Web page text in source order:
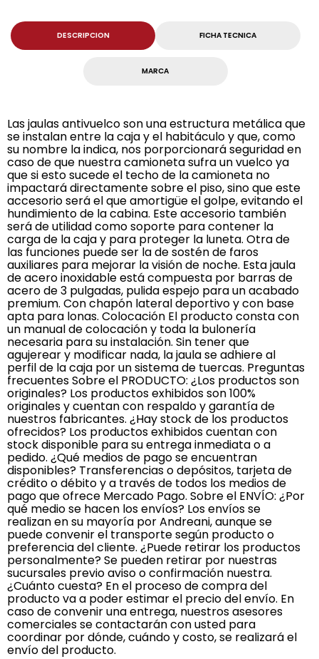
DESCRIPCION FICHA TECNICA
MARCA
Las jaulas antivuelco son una estructura metálica que
se instalan entre la caja y el habitáculo y que, como
su nombre la indica, nos porporcionará seguridad en
caso de que nuestra camioneta sufra un vuelco ya
que si esto sucede el techo de la camioneta no
impactará directamente sobre el piso, sino que este
accesorio será el que amortigüe el golpe, evitando el
hundimiento de la cabina. Este accesorio también
será de utilidad como soporte para contener la
carga de la caja y para proteger la luneta. Otra de
las funciones puede ser la de sostén de faros
auxiliares para mejorar la visión de noche. Esta jaula
de acero inoxidable está compuesta por barras de
acero de 3 pulgadas, pulida espejo para un acabado
premium. Con chapón lateral deportivo y con base
apta para lonas. Colocación El producto consta con
un manual de colocación y toda la bulonería
necesaria para su instalación. Sin tener que
agujerear y modificar nada, la jaula se adhiere al
perfil de la caja por un sistema de tuercas. Preguntas
frecuentes Sobre el PRODUCTO: ¿Los productos son
originales? Los productos exhibidos son 100%
originales y cuentan con respaldo y garantía de
nuestros fabricantes. ¿Hay stock de los productos
ofrecidos? Los productos exhibidos cuentan con
stock disponible para su entrega inmediata o a
pedido. ¿Qué medios de pago se encuentran
disponibles? Transferencias o depósitos, tarjeta de
crédito o débito y a través de todos los medios de
pago que ofrece Mercado Pago. Sobre el ENVÍO: ¿Por
qué medio se hacen los envíos? Los envíos se
realizan en su mayoría por Andreani, aunque se
puede convenir el transporte según producto o
preferencia del cliente. ¿Puede retirar los productos
personalmente? Se pueden retirar por nuestras
sucursales previo aviso o confirmación nuestra.
¿Cuánto cuesta? En el proceso de compra del
producto va a poder estimar el precio del envío. En
caso de convenir una entrega, nuestros asesores
comerciales se contactarán con usted para
coordinar por dónde, cuándo y costo, se realizará el
envío del producto.